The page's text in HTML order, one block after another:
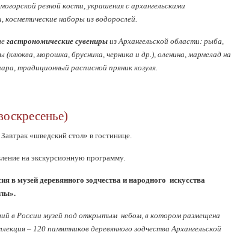
резной кости, украшения с архангельскими
косметические наборы из водорослей.
гастрономические сувенирыиз Архангельской области: рыба,
(клюква, морошка, брусника, черника и др.), оленина, мармелад на
традиционный расписной пряник козуля.
Завтрак «шведский стол» в гостинице.
на экскурсионную программу.
в музей деревянного зодчества и народного искусства
в России музей под открытым небом, в котором размещена
– 120 памятников деревянного зодчества Архангельской